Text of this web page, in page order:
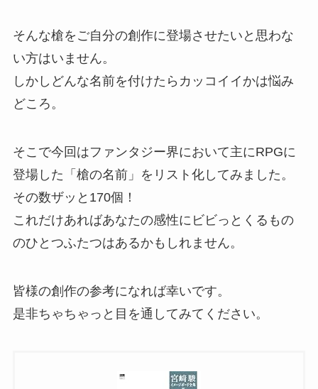
そんな槍をご自分の創作に登場させたいと思わな
い方はいません。
しかしどんな名前を付けたらカッコイイかは悩み
どころ。
そこで今回はファンタジー界において主にRPGに
登場した「槍の名前」をリスト化してみました。
その数ザッと170個！
これだけあればあなたの感性にビビっとくるもの
のひとつふたつはあるかもしれません。
皆様の創作の参考になれば幸いです。
是非ちゃちゃっと目を通してみてください。